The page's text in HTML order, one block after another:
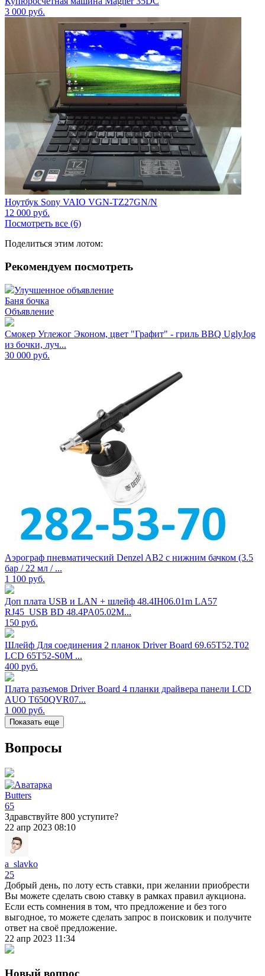
3 000 руб.
Ноутбук Sony VAIO VGN-TZ27GN/N
12 000 руб.
Посмотреть все (6)
Поделиться этим лотом:
Рекомендуем посмотреть
Улучшенное объявление
Баня бочка
Объявление
Смокер Углежог Эконом, цвет "Графит" - гриль BBQ UglyJog
из бочки, луч...
30 000 руб.
Аэрограф пневматический Denzel AB2 с нижним бачком (3.5
бар / 22 мл / ...
1 100 руб.
Доп плата USB и LAN + шлейф 48.4IH06.01m LA57
RJ45_USB BD 48.4PA05.02M...
150 руб.
Шлейф Для соединения 2 планок Driver Board 69.65T52.T02
LCD 65T52-S0M ...
400 руб.
Плата разъемов Driver Board 4 планки драйвера панели LCD
AUO T650QVR07...
1 000 руб.
Показать еще
Вопросы
Butters
65
Здравствуйте 800 уступите?
22 апр 2023 08:10
a_slavko
25
Добрый день, по лоту есть ставки, при желании приобрести
Вы можете сделать свою ставку в рамках правил аукциона.
Если есть сомнения в том, что предложение и без того
выгодное, то можете сделать запрос в поисковик и получите
ответ на своё предложение.
22 апр 2023 11:34
Новый вопрос